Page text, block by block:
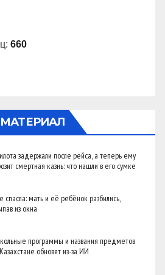
660
задержали после рейса, а теперь ему
смертная казнь: что нашли в его сумке
спасла: мать и её ребёнок разбились,
из окна
программы и названия предметов
обновят из-за ИИ